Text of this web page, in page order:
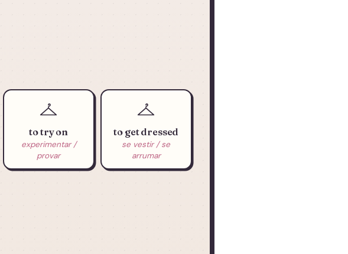
to try on
experimentar /
provar
to get dressed
se vestir / se
arrumar